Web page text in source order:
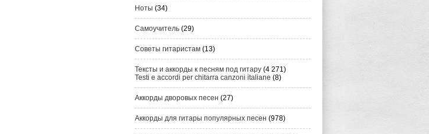
Ноты (34)
Самоучитель (29)
Советы гитаристам (13)
Тексты и аккорды к песням под гитару (4 271)
Testi e accordi per chitarra canzoni italiane (8)
Аккорды дворовых песен (27)
Аккорды для гитары популярных песен (978)